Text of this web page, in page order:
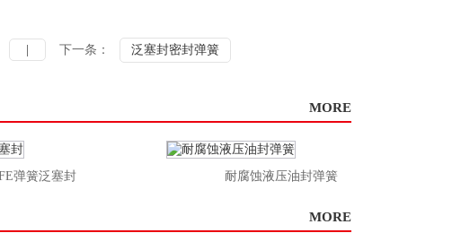
下一条： 泛塞封密封弹簧
MORE
簧泛塞封 耐腐蚀液压油封弹簧
MORE